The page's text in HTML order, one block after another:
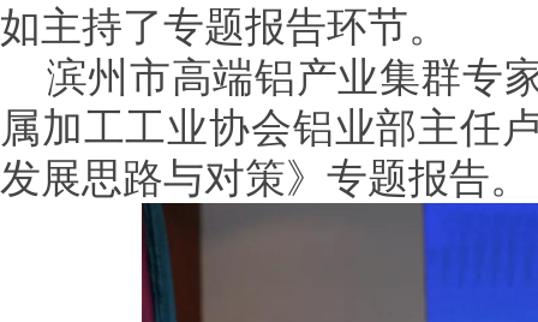
如主持了专题报告环节。
滨州市高端铝产业集群专
属加工工业协会铝业部主任
发展思路与对策》专题报告。